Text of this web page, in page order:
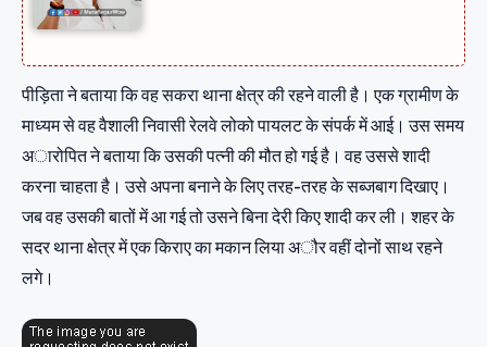
पीड़िता ने बताया कि वह सकरा थाना क्षेत्र की रहने वाली है। एक ग्रामीण के
माध्यम से वह वैशाली निवासी रेलवे लोको पायलट के संपर्क में आई। उस समय
अारोपित ने बताया कि उसकी पत्नी की मौत हो गई है। वह उससे शादी
करना चाहता है। उसे अपना बनाने के लिए तरह-तरह के सब्जबाग दिखाए।
जब वह उसकी बातों में आ गई तो उसने बिना देरी किए शादी कर ली। शहर के
सदर थाना क्षेत्र में एक किराए का मकान लिया अौर वहीं दोनों साथ रहने
लगे।